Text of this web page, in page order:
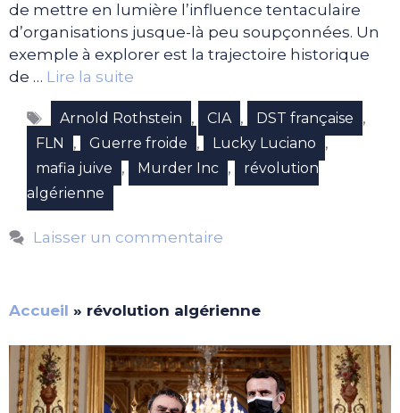
de mettre en lumière l’influence tentaculaire
d’organisations jusque-là peu soupçonnées. Un
exemple à explorer est la trajectoire historique
de … Lire la suite
Étiquettes
Arnold Rothstein , CIA , DST française ,
FLN , Guerre froide , Lucky Luciano ,
mafia juive , Murder Inc ,
révolution
algérienne
Laisser un commentaire
Accueil » révolution algérienne